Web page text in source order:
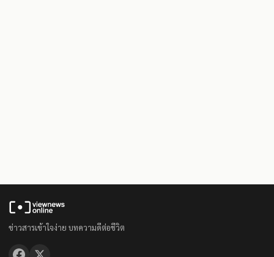
ข่าวสารเข้าใจง่าย บทความดีต่อชีวิต